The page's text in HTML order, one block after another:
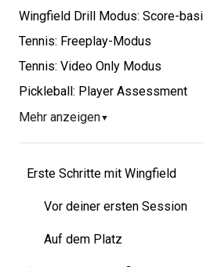
Wingfield Drill Modus: Score-
Tennis: Freeplay-Modus
Tennis: Video Only Modus
Pickleball: Player Assessment
Mehr anzeigen▼
Erste Schritte mit Wingfield
Vor deiner ersten Session
Auf dem Platz